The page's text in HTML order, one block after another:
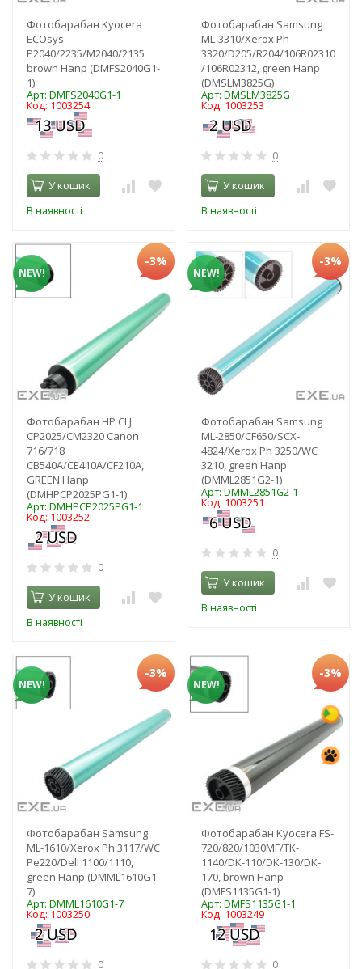
Фотобарабан Kyocera
ECOsys
P2040/2235/M2040/2135
brown Hanp (DMFS2040G1-
1)
Арт: DMFS2040G1-1
Код: 1003254
0
У кошик
В наявності
Фотобарабан Samsung
ML-3310/Xerox Ph
3320/D205/R204/106R02310
/106R02312, green Hanp
(DMSLM3825G)
Арт: DMSLM3825G
Код: 1003253
0
У кошик
В наявності
NEW!
-3%
Фотобарабан HP CLJ
CP2025/CM2320 Canon
716/718
CB540A/CE410A/CF210A,
GREEN Hanp
(DMHPCP2025PG1-1)
Арт: DMHPCP2025PG1-1
Код: 1003252
0
У кошик
В наявності
NEW!
-3%
Фотобарабан Samsung
ML-2850/CF650/SCX-
4824/Xerox Ph 3250/WC
3210, green Hanp
(DMML2851G2-1)
Арт: DMML2851G2-1
Код: 1003251
0
У кошик
В наявності
NEW!
-3%
Фотобарабан Samsung
ML-1610/Xerox Ph 3117/WC
Pe220/Dell 1100/1110,
green Hanp (DMML1610G1-
7)
Арт: DMML1610G1-7
Код: 1003250
0
NEW!
-3%
Фотобарабан Kyocera FS-
720/820/1030MF/TK-
1140/DK-110/DK-130/DK-
170, brown Hanp
(DMFS1135G1-1)
Арт: DMFS1135G1-1
Код: 1003249
0